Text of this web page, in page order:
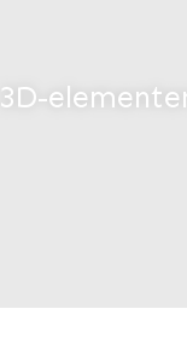
3D-